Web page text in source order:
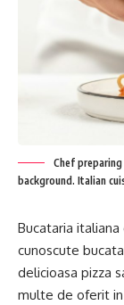
Chef
background. Italian
Bucataria
cunoscute
delicioasa pizza
multe de oferit